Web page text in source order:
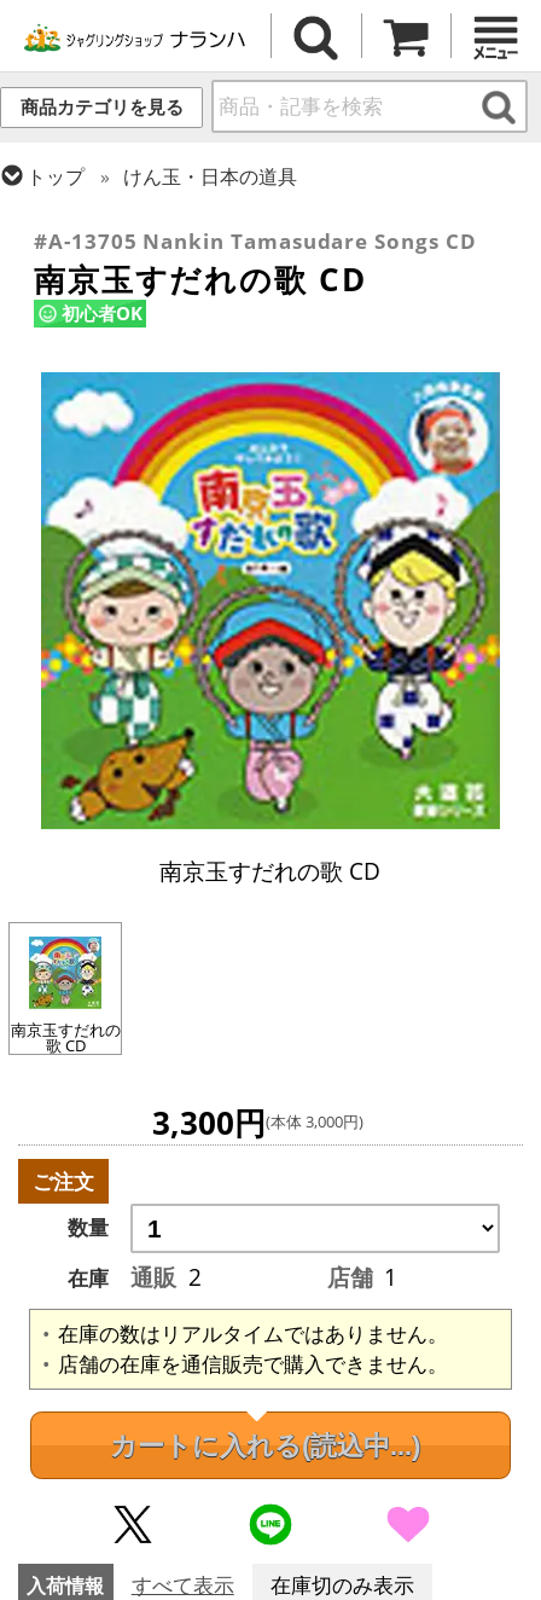
商品カテゴリを見る
トップ
けん玉・日本の道具
#A-13705 Nankin Tamasudare Songs CD
南京玉すだれの歌 CD
初心者OK
南京玉すだれの歌 CD
南京玉すだれの
歌 CD
3,300円(本体 3,000円)
ご注文
数量
在庫
通販 2 店舗 1
在庫の数はリアルタイムではありません。
店舗の在庫を通信販売で購入できません。
カートに入れる(読込中...)
入荷情報 すべて表示 在庫切のみ表示